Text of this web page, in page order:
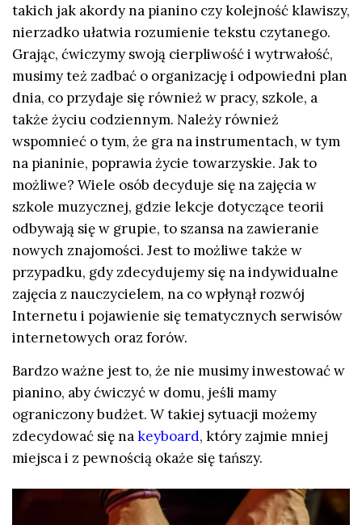
takich jak akordy na pianino czy kolejność klawiszy,
nierzadko ułatwia rozumienie tekstu czytanego.
Grając, ćwiczymy swoją cierpliwość i wytrwałość,
musimy też zadbać o organizację i odpowiedni plan
dnia, co przydaje się również w pracy, szkole, a
także życiu codziennym. Należy również
wspomnieć o tym, że gra na instrumentach, w tym
na pianinie, poprawia życie towarzyskie. Jak to
możliwe? Wiele osób decyduje się na zajęcia w
szkole muzycznej, gdzie lekcje dotyczące teorii
odbywają się w grupie, to szansa na zawieranie
nowych znajomości. Jest to możliwe także w
przypadku, gdy zdecydujemy się na indywidualne
zajęcia z nauczycielem, na co wpłynął rozwój
Internetu i pojawienie się tematycznych serwisów
internetowych oraz forów.
Bardzo ważne jest to, że nie musimy inwestować w
pianino, aby ćwiczyć w domu, jeśli mamy
ograniczony budżet. W takiej sytuacji możemy
zdecydować się nakeyboard, który zajmie mniej
miejsca i z pewnością okaże się tańszy.